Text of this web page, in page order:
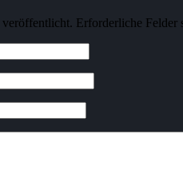
Erforderliche Felder